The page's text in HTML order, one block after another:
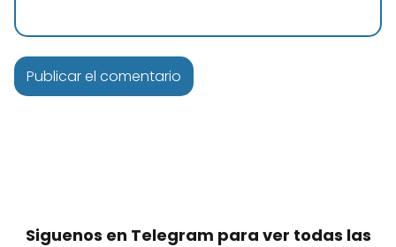
Siguenos en Telegram para ver todas las